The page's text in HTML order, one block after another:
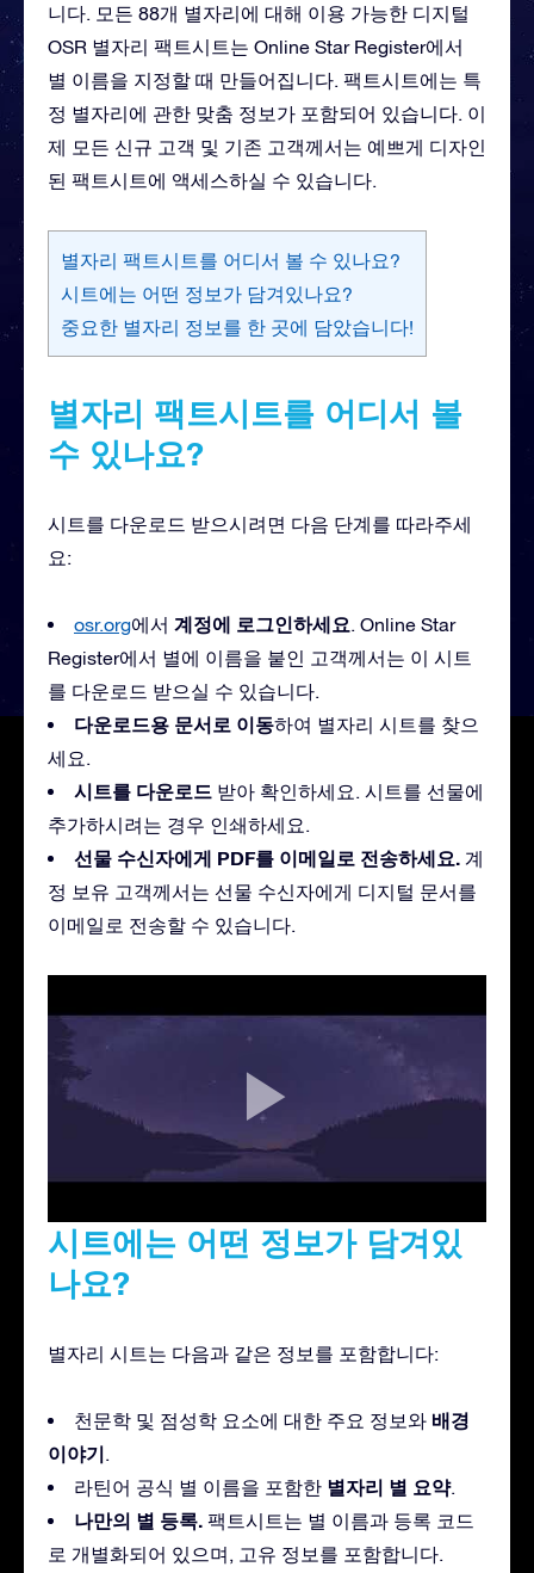
니다. 모든 88개 별자리에 대해 이용 가능한 디지털
OSR 별자리 팩트시트는 Online Star Register에서
별 이름을 지정할 때 만들어집니다. 팩트시트에는 특
정 별자리에 관한 맞춤 정보가 포함되어 있습니다. 이
제 모든 신규 고객 및 기존 고객께서는 예쁘게 디자인
된 팩트시트에 액세스하실 수 있습니다.
별자리 팩트시트를 어디서 볼 수 있나요?
시트에는 어떤 정보가 담겨있나요?
중요한 별자리 정보를 한 곳에 담았습니다!
별자리 팩트시트를 어디서 볼
수 있나요?
시트를 다운로드 받으시려면 다음 단계를 따라주세
요:
osr.org에서 계정에 로그인하세요. Online Star
Register에서 별에 이름을 붙인 고객께서는 이 시트
를 다운로드 받으실 수 있습니다.
다운로드용 문서로 이동하여 별자리 시트를 찾으
세요.
시트를 다운로드 받아 확인하세요. 시트를 선물에
추가하시려는 경우 인쇄하세요.
선물 수신자에게 PDF를 이메일로 전송하세요. 계
정 보유 고객께서는 선물 수신자에게 디지털 문서를
이메일로 전송할 수 있습니다.
시트에는 어떤 정보가 담겨있
나요?
별자리 시트는 다음과 같은 정보를 포함합니다:
천문학 및 점성학 요소에 대한 주요 정보와 배경
이야기.
라틴어 공식 별 이름을 포함한 별자리 별 요약.
나만의 별 등록. 팩트시트는 별 이름과 등록 코드
로 개별화되어 있으며, 고유 정보를 포함합니다.